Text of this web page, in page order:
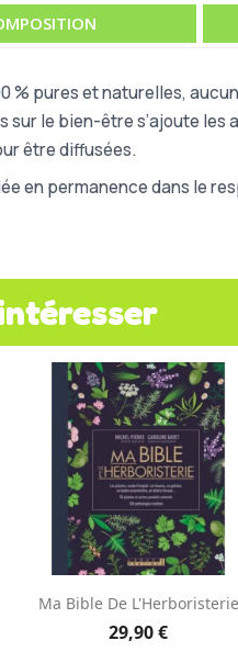
% pures et naturelles,
le bien-être s’ajoute
être diffusées.
en permanence dans le
Aperçu rapide
Ma Bible De L'Herboristerie
29,90 €